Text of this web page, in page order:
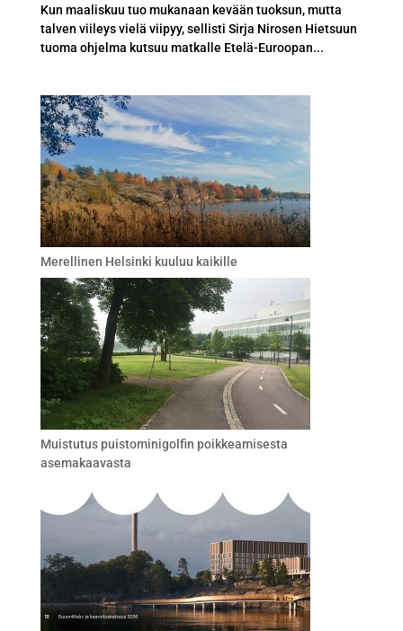
Kun maaliskuu tuo mukanaan kevään tuoksun, mutta
talven viileys vielä viipyy, sellisti Sirja Nirosen Hietsuun
tuoma ohjelma kutsuu matkalle Etelä-Euroopan...
Merellinen Helsinki kuuluu kaikille
Muistutus puistominigolfin poikkeamisesta
asemakaavasta